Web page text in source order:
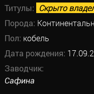
Титулы: Скрыто
Порода:
Пол: кобель
Дата рождения:
Заводчик:
Сафина